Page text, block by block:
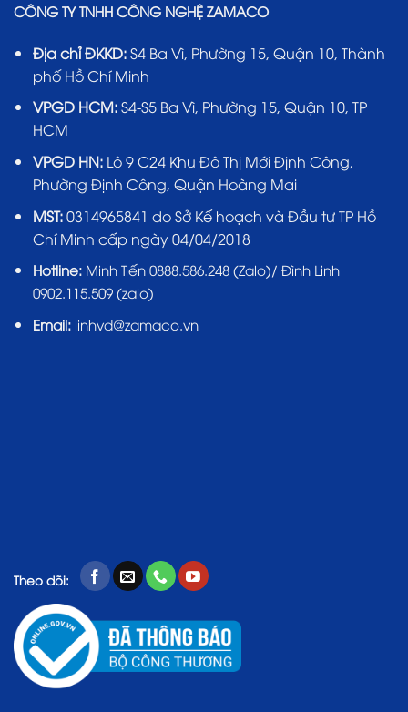
CÔNG TY TNHH CÔNG NGHỆ ZAMACO
Địa chỉ ĐKKD:S4 Ba Vì, Phường 15, Quận 10, Thành
phố Hồ Chí Minh
VPGD HCM:S4-S5 Ba Vì, Phường 15, Quận 10, TP
HCM
VPGD HN:Lô 9 C24 Khu Đô Thị Mới Định Công,
Phường Định Công, Quận Hoàng Mai
MST:0314965841 do Sở Kế hoạch và Đầu tư TP Hồ
Chí Minh cấp ngày 04/04/2018
Hotline: Minh Tiến 0888.586.248 (Zalo)/ Đình Linh
0902.115.509 (zalo)
Email:linhvd@zamaco.vn
Theo dõi: